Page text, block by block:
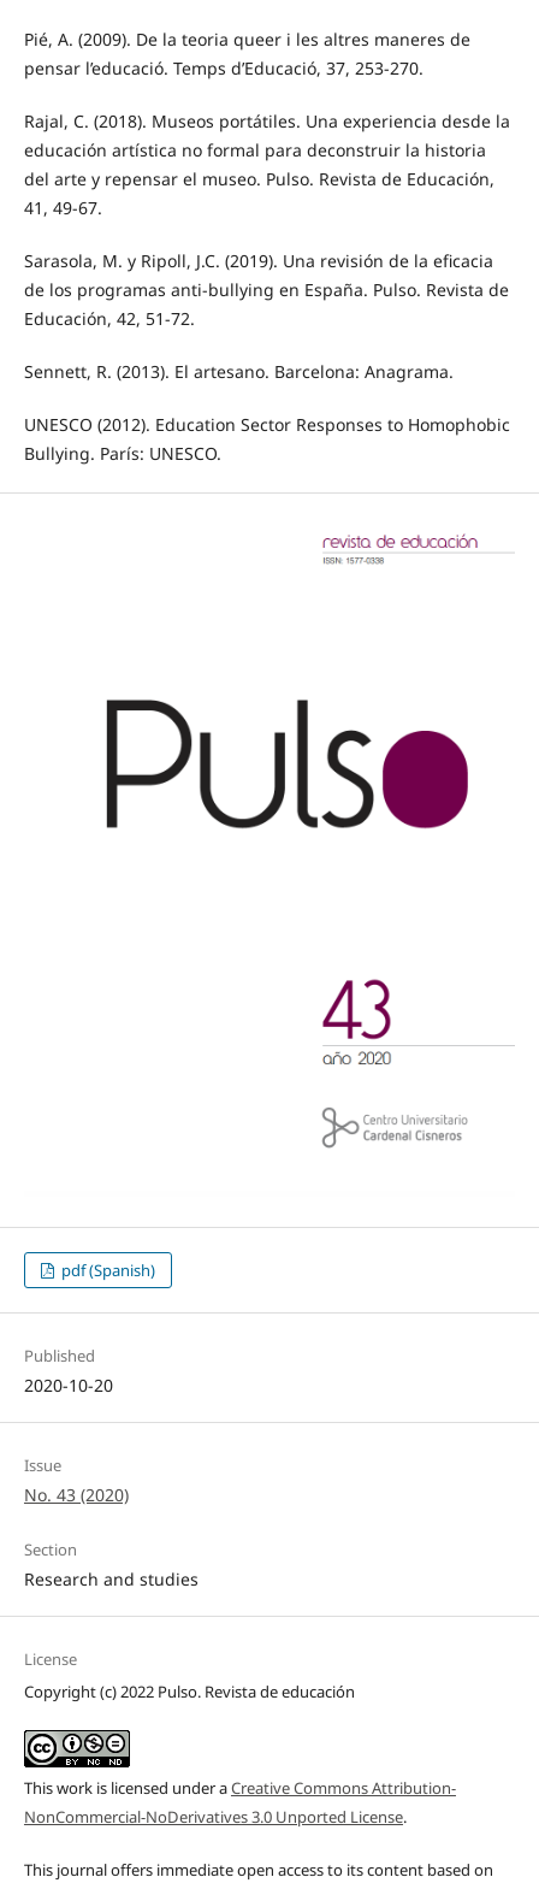
Pié, A. (2009). De la teoria queer i les altres maneres de
pensar l’educació. Temps d’Educació, 37, 253-270.
Rajal, C. (2018). Museos portátiles. Una experiencia desde la
educación artística no formal para deconstruir la historia
del arte y repensar el museo. Pulso. Revista de Educación,
41, 49-67.
Sarasola, M. y Ripoll, J.C. (2019). Una revisión de la eficacia
de los programas anti-bullying en España. Pulso. Revista de
Educación, 42, 51-72.
Sennett, R. (2013). El artesano. Barcelona: Anagrama.
UNESCO (2012). Education Sector Responses to Homophobic
Bullying. París: UNESCO.
pdf (Spanish)
Published
2020-10-20
Issue
No. 43 (2020)
Section
Research and studies
License
Copyright (c) 2022 Pulso. Revista de educación
This work is licensed under aCreative Commons Attribution-
NonCommercial-NoDerivatives 3.0 Unported License.
This journal offers immediate open access to its content based on